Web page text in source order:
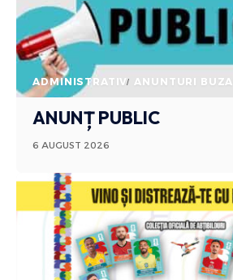
ADMINISTRATIV ANUNTURI
ANUNȚ PUBLIC
6 AUGUST 2026